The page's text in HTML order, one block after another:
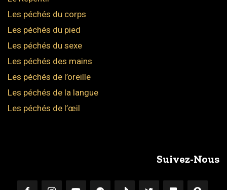
Les péchés du corps
Les péchés du pied
Les péchés du sexe
Les péchés des mains
Les péchés de l’oreille
Les péchés de la langue
Les péchés de l’œil
Suivez-Nous